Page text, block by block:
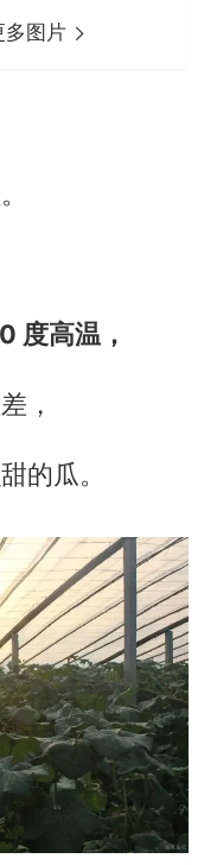
多图片
度高温，
，
的瓜。